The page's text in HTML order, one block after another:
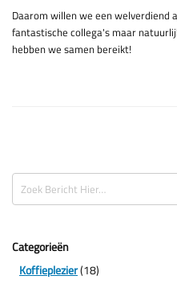
Daarom willen we een welverdiend
fantastische collega's maar
hebben we samen bereikt!
Categorieën
Koffieplezier(18)